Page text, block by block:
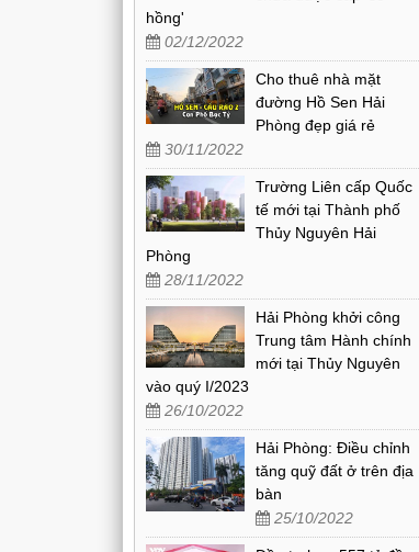
hồng'
02/12/2022
Cho thuê nhà mặt
đường Hồ Sen Hải
Phòng đẹp giá rẻ
30/11/2022
Trường Liên cấp Quốc
tế mới tại Thành phố
Thủy Nguyên Hải
Phòng
28/11/2022
Hải Phòng khởi công
Trung tâm Hành chính
mới tại Thủy Nguyên
vào quý I/2023
26/10/2022
Hải Phòng: Điều chỉnh
tăng quỹ đất ở trên địa
bàn
25/10/2022